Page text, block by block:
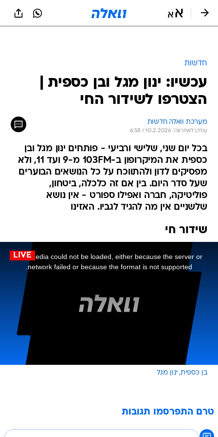
חדשות
עכשיו: ינון מגל ובן כספית |
הצטרפו לשידור החי
מערכת וואלה חדשות
עודכן לאחרונה: 10.2.2026 / 6:58
בכל יום שני, שלישי ורביעי - פותחים ינון מגל ובן
כספית את המיקרופון ב-103FM מ-9 ועד 11, ולא
מפסיקים לדון ולהתווכח על כל הנושאים הבוערים
שעל סדר היום. בין אם זה כלכלה, ביטחון,
פוליטיקה, חברה ואפילו ספורט - אין נושא
שלשניים אין מה להגיד לגביו. האזינו
שידור חי
LIVE
בן כספית ינון מגל
טרם התפרסמו תגובות